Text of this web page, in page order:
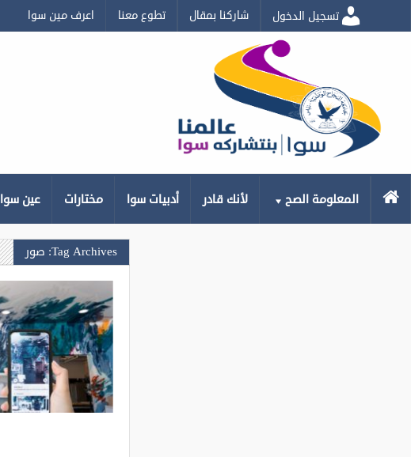
تسجيل الدخول شاركنا بمقال تطوع معنا اعرف مين سوا
الرئيسيةالمعلومة الصح لأنك قادر أدبيات سوا مختارات عين سوا
Tag Archives: صور